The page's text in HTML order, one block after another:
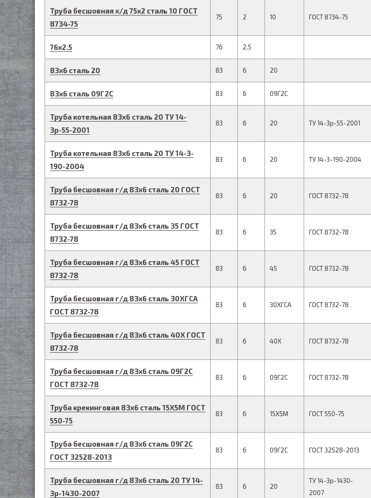
Труба бесшовная х/д75х2 сталь 10 ГОСТ
8734-75
75 2 10 ГОСТ 8734-75
76х2.5 76 2.5
83х6 сталь 20 83 6 20
83х6 сталь 09Г2С 83 6 09Г2С
Труба котельная 83х6 сталь 20 ТУ 14-
3р-55-2001
83 6 20 ТУ 14-3р-55-2001
Труба котельная 83х6 сталь 20 ТУ 14-3-
190-2004
83 6 20 ТУ 14-3-190-2004
Труба бесшовная г/д 83х6 сталь 20 ГОСТ
8732-78
83 6 20 ГОСТ 8732-78
Труба бесшовная г/д 83х6 сталь 35 ГОСТ
8732-78
83 6 35 ГОСТ 8732-78
Труба бесшовная г/д 83х6 сталь 45 ГОСТ
8732-78
83 6 45 ГОСТ 8732-78
Труба бесшовная г/д 83х6 сталь 30ХГСА
ГОСТ 8732-78
83 6 30ХГСА ГОСТ 8732-78
Труба бесшовная г/д 83х6 сталь 40Х ГОСТ
8732-78
83 6 40Х ГОСТ 8732-78
Труба бесшовная г/д 83х6 сталь 09Г2С
ГОСТ 8732-78
83 6 09Г2С ГОСТ 8732-78
Труба крекинговая 83х6 сталь 15Х5М ГОСТ
550-75
83 6 15Х5М ГОСТ 550-75
Труба бесшовная г/д 83х6 сталь 09Г2С
ГОСТ 32528-2013
83 6 09Г2С ГОСТ 32528-2013
Труба бесшовная г/д 83х6 сталь 20 ТУ 14-
3р-1430-2007
83 6 20
ТУ 14-3р-1430-
2007